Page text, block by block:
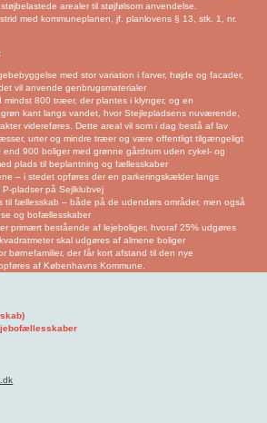
arealer til støjfølsom anvendelse.
med kommuneplanen, jf. planlovens § 13, stk. 1, nr.
med stor variation i farver, højde og facader,
vil anvende genbrugsmaterialer
mindst 800 træer, der plantes i klynger, og en
kant langs vandet, hvor Stejlepladsens nuværende,
videreføres. Dette areal vil som i dag bestå af lav
urter og mindre træer og være offentligt tilgængeligt
end 900 boliger med grønne gårdrum uden cykel- og
plads til beplantning og fællesskaber
– i stedet opføres der en parkeringskælder langs
pladser på Sejlklubvej
til fællesskab – både på de udendørs områder, men også
og bofællesskaber
primært bestående af lejeboliger, hvoraf 25% udgøres
skal udgøres af almene boliger
børnefamilier, der får kort afstand til den nye
af Københavns Kommune.